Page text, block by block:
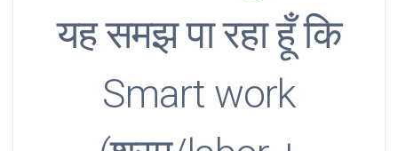
यह समझ पा रहा हूँ कि
Smart work